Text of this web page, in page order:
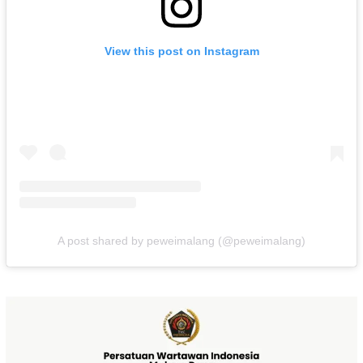
View this post on Instagram
A post shared by peweimalang (@peweimalang)